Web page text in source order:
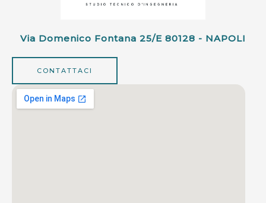
Via Domenico Fontana 25/e 80128 - NAPOLI
CONTATTACI